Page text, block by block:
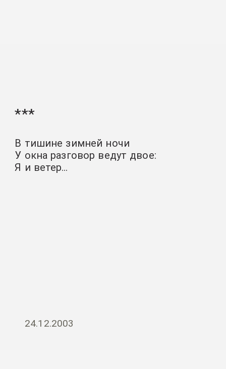
***
В тишине зимней ночи
У окна разговор ведут двое:
Я и ветер…
24.12.2003